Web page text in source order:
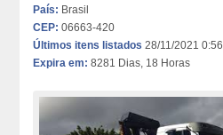
País: Brasil
CEP: 06663-420
Últimos itens listados 28/11/2021 0:56
Expira em: 8281 Dias, 18 Horas